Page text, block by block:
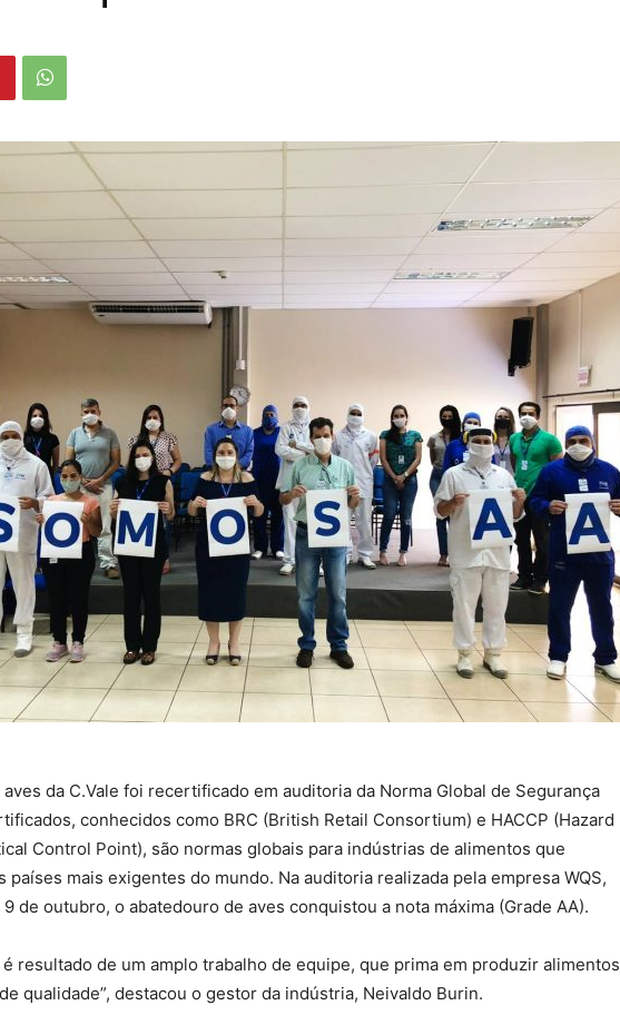
da C.Vale foi recertificado em auditoria da Norma Global de Segurança
conhecidos como BRC (British Retail Consortium) e HACCP (Hazard
Control Point), são normas globais para indústrias de alimentos que
países mais exigentes do mundo. Na auditoria realizada pela empresa WQS,
de outubro, o abatedouro de aves conquistou a nota máxima (Grade AA).
resultado de um amplo trabalho de equipe, que prima em produzir alimentos
qualidade”, destacou o gestor da indústria, Neivaldo Burin.